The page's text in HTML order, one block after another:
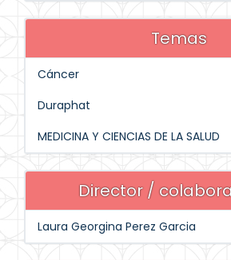
Temas
Cáncer
Duraphat
MEDICINA Y CIENCIAS DE LA SALUD
Director /
Laura Georgina Perez Garcia